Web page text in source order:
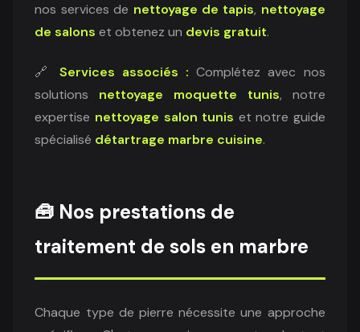
nos services de nettoyage de tapis, nettoyage
de salons et obtenez un devis gratuit.
🔗 Services associés : Complétez avec nos
solutions nettoyage moquette tunis, notre
expertise nettoyage salon tunis et notre guide
spécialisé détartrage marbre cuisine.
🧰 Nos prestations de
traitement de sols en marbre
Chaque type de pierre nécessite une approche